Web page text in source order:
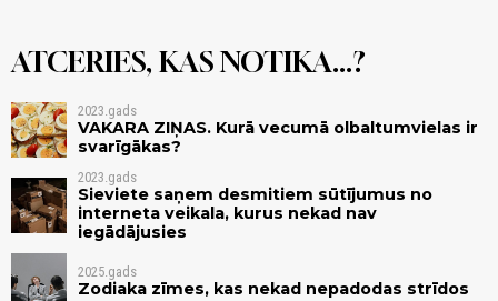
ATCERIES, KAS NOTIKA...?
2023.gads
VAKARA ZIŅAS. Kurā vecumā olbaltumvielas ir
svarīgākas?
2023.gads
Sieviete saņem desmitiem sūtījumus no
interneta veikala, kurus nekad nav
iegādājusies
2025.gads
Zodiaka zīmes, kas nekad nepadodas strīdos